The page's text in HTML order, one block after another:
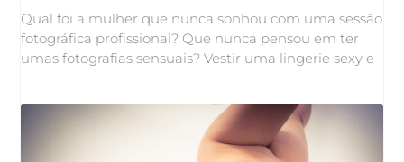
Qual foi a mulher que nunca sonhou com uma sessão
fotográfica profissional? Que nunca pensou em ter
umas fotografias sensuais? Vestir uma lingerie sexy e